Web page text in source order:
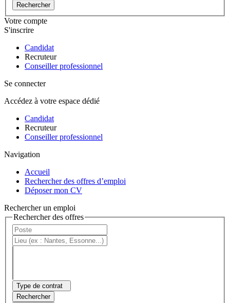
Rechercher
Votre compte
S'inscrire
Candidat
Recruteur
Conseiller professionnel
Se connecter
Accédez à votre espace dédié
Candidat
Recruteur
Conseiller professionnel
Navigation
Accueil
Rechercher des offres d’emploi
Déposer mon CV
Rechercher un emploi
Rechercher des offres
Type de contrat
Rechercher